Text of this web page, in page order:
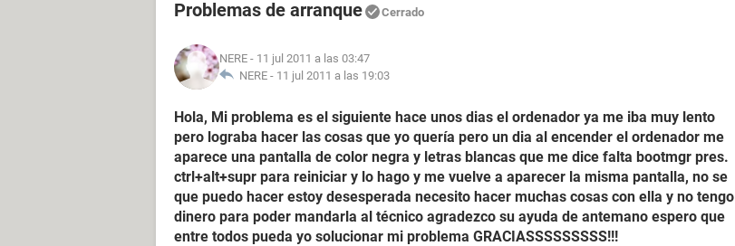
Problemas de arranque Cerrado
NERE - 11 jul 2011 a las 03:47
NERE - 11 jul 2011 a las 19:03
Hola, Mi problema es el siguiente hace unos dias el ordenador ya me iba muy lento
pero lograba hacer las cosas que yo quería pero un dia al encender el ordenador me
aparece una pantalla de color negra y letras blancas que me dice falta bootmgr pres.
ctrl+alt+supr para reiniciar y lo hago y me vuelve a aparecer la misma pantalla, no se
que puedo hacer estoy desesperada necesito hacer muchas cosas con ella y no tengo
dinero para poder mandarla al técnico agradezco su ayuda de antemano espero que
entre todos pueda yo solucionar mi problema GRACIASSSSSSSSS!!!